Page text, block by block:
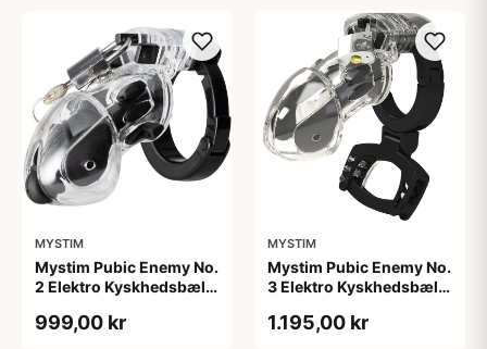
MYSTIM
Mystim Pubic Enemy No.
2 Elektro Kyskhedsbælte
999,00 kr
MYSTIM
Mystim Pubic Enemy No.
3 Elektro Kyskhedsbælte
1.195,00 kr